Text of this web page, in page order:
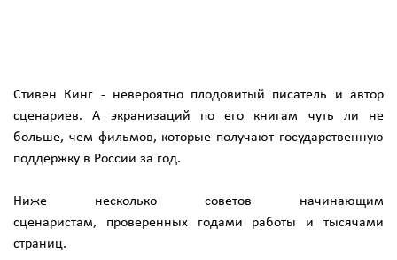
Стивен Кинг - невероятно плодовитый писатель и автор
сценариев. А экранизаций по его книгам чуть ли не
больше, чем фильмов, которые получают государственную
поддержку в России за год.
Ниже несколько советов начинающим
сценаристам, проверенных годами работы и тысячами
страниц.